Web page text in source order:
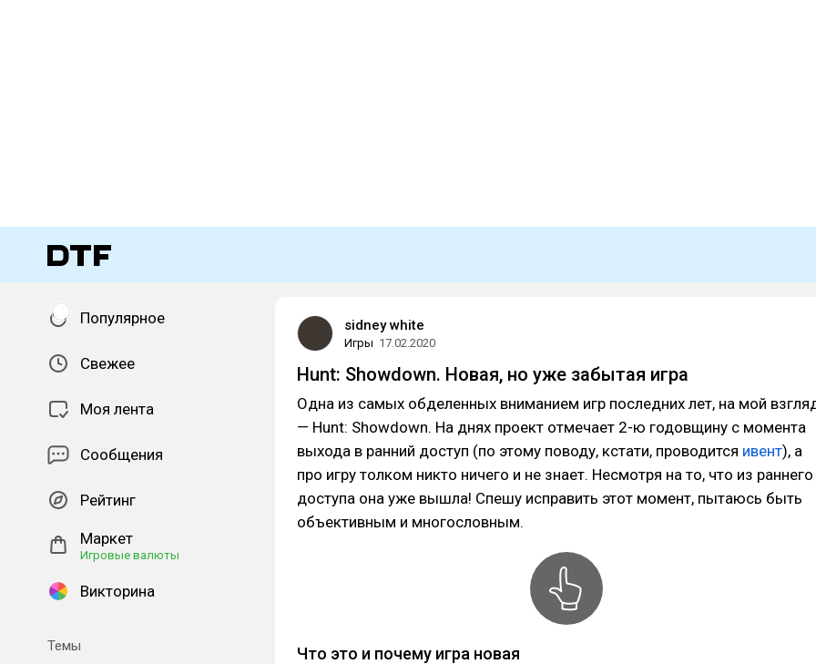
Популярное
Свежее
Моя лента
Сообщения
Рейтинг
Маркет
Игровые валюты
Викторина
Темы
sidney white
Игры 17.02.2020
Hunt: Showdown. Новая, но уже забытая игра
Одна из самых обделенных вниманием игр последних лет, на мой
— Hunt: Showdown. На днях проект отмечает 2-ю годовщину с момента
выхода в ранний доступ (по этому поводу, кстати, проводится ивент), а
про игру толком никто ничего и не знает. Несмотря на то, что из раннего
доступа она уже вышла! Спешу исправить этот момент, пытаюсь быть
объективным и многословным.
Что это и почему игра новая